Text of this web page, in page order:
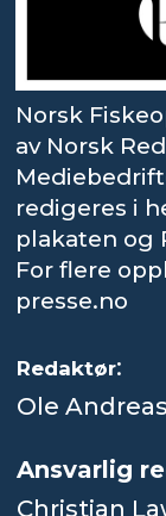
Norsk
av Norsk
redigeres i
plakaten og
For flere
presse.no
Redaktør:
Ole
Ansvarlig
Christian